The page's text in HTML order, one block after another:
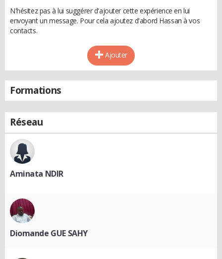
N'hésitez pas à lui suggérer d'ajouter cette expérience en lui
envoyant un message. Pour cela ajoutez d'abord Hassan à vos
contacts.
Ajouter
Formations
Réseau
Aminata NDIR
Diomande GUE SAHY